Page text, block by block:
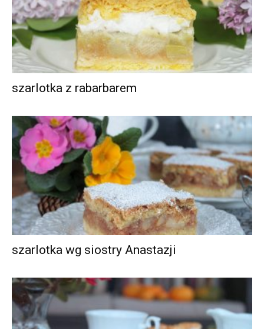
szarlotka z rabarbarem
szarlotka wg siostry Anastazji